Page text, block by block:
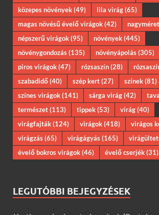
közepes növények(49) lila virág(65)
magas növésű évelő virágok(42)
népszerű virágok(95) növények(445)
növénygondozás(135) növényápolás(305)
piros virágok(47) rózsaszín(28)
szabadidő(40) szép kert(27) színek(81)
színes virágok(141) sárga virág(42)
természet(113) tippek(53) virág(40)
virágfajták(124) virágok(418) virágos
virágzás(65) virágágyás(165)
évelő bokros virágok(46) évelő cserjék(31)
LEGUTÓBBI BEJEGYZÉSEK